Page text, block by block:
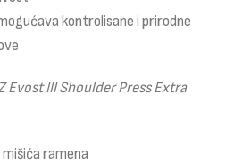
kontrolisane i prirodne
III Shoulder Press Extra
ramena